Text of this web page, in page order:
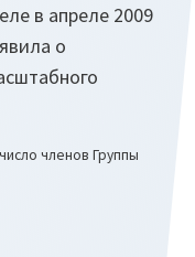
в апреле 2009
о
членов Группы